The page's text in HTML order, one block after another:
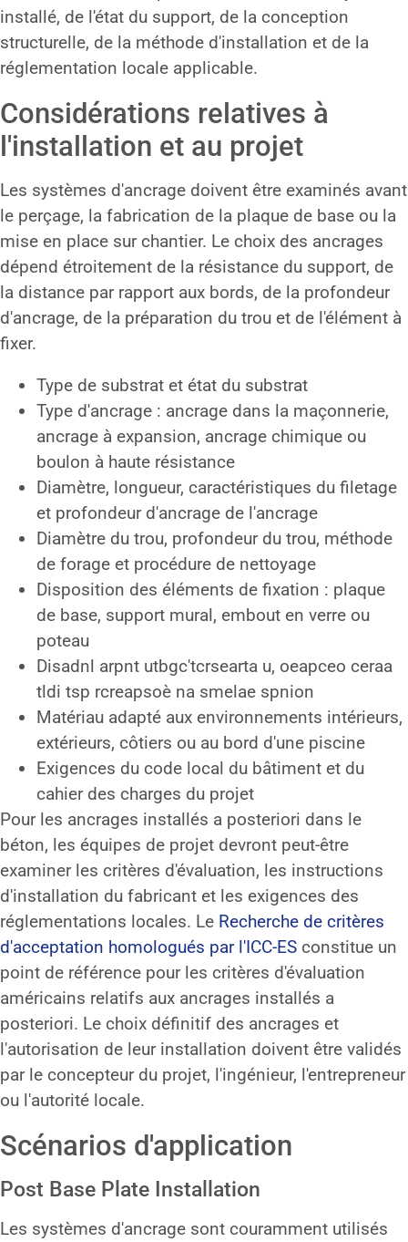
installé, de l'état du support, de la conception
structurelle, de la méthode d'installation et de la
réglementation locale applicable.
Considérations relatives à
l'installation et au projet
Les systèmes d'ancrage doivent être examinés avant
le perçage, la fabrication de la plaque de base ou la
mise en place sur chantier. Le choix des ancrages
dépend étroitement de la résistance du support, de
la distance par rapport aux bords, de la profondeur
d'ancrage, de la préparation du trou et de l'élément à
fixer.
Type de substrat et état du substrat
Type d'ancrage : ancrage dans la maçonnerie,
ancrage à expansion, ancrage chimique ou
boulon à haute résistance
Diamètre, longueur, caractéristiques du filetage
et profondeur d'ancrage de l'ancrage
Diamètre du trou, profondeur du trou, méthode
de forage et procédure de nettoyage
Disposition des éléments de fixation : plaque
de base, support mural, embout en verre ou
poteau
Disadnl arpnt utbgc'tcrsearta u, oeapceo ceraa
tldi tsp rcreapsoè na smelae spnion
Matériau adapté aux environnements intérieurs,
extérieurs, côtiers ou au bord d'une piscine
Exigences du code local du bâtiment et du
cahier des charges du projet
Pour les ancrages installés a posteriori dans le
béton, les équipes de projet devront peut-être
examiner les critères d'évaluation, les instructions
d'installation du fabricant et les exigences des
réglementations locales. Le Recherche de critères
d'acceptation homologués par l'ICC-ES constitue un
point de référence pour les critères d'évaluation
américains relatifs aux ancrages installés a
posteriori. Le choix définitif des ancrages et
l'autorisation de leur installation doivent être validés
par le concepteur du projet, l'ingénieur, l'entrepreneur
ou l'autorité locale.
Scénarios d'application
Post Base Plate Installation
Les systèmes d'ancrage sont couramment utilisés